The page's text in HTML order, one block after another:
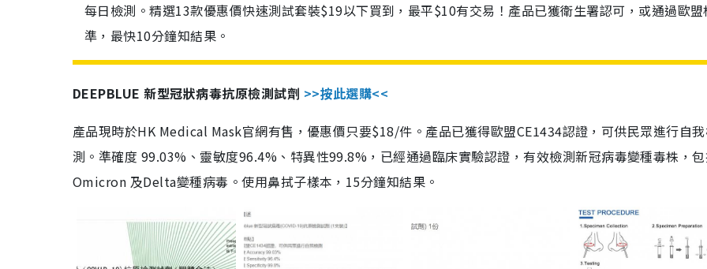
每日檢測。精選13款優惠價快速測試套裝$19以下買到，最平$10有交易！產品已獲衛生署認可，或通過歐盟
準，最快10分鐘知結果。
DEEPBLUE 新型冠狀病毒抗原檢測試劑 >>按此選購<<
產品現時於HK Medical Mask官網有售，優惠價只要$18/件。產品已獲得歐盟CE1434認證，可供民眾進行自
測。準確度 99.03%、靈敏度96.4%、特異性99.8%，已經通過臨床實驗認證，有效檢測新冠病毒變種毒株，
Omicron 及Delta變種病毒。使用鼻拭子樣本，15分鐘知結果。